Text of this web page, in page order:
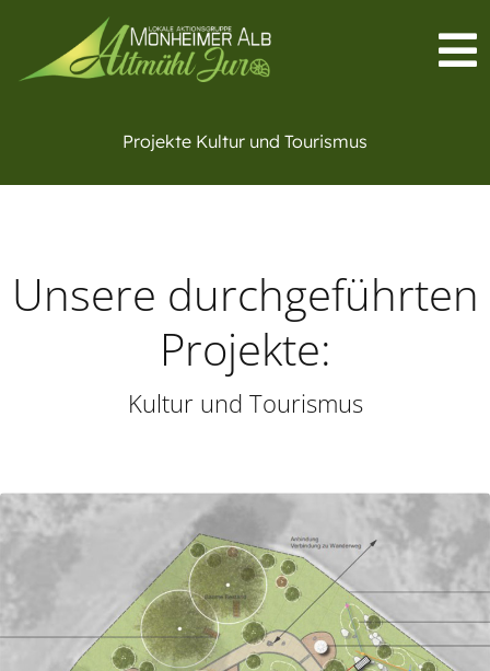
Projekte Kultur und Tourismus
Unsere durchgeführten
Projekte:
Kultur und Tourismus